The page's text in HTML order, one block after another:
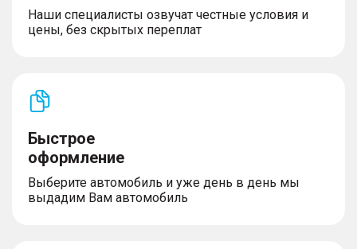
Наши специалисты озвучат честные условия и
цены, без скрытых переплат
Быстрое
оформление
Выберите автомобиль и уже день в день мы
выдадим Вам автомобиль